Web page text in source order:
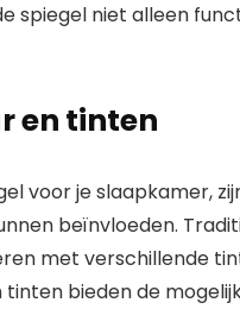
spiegel niet alleen
en tinten
voor je slaapkamer,
beïnvloeden.
met verschillende
tinten bieden de